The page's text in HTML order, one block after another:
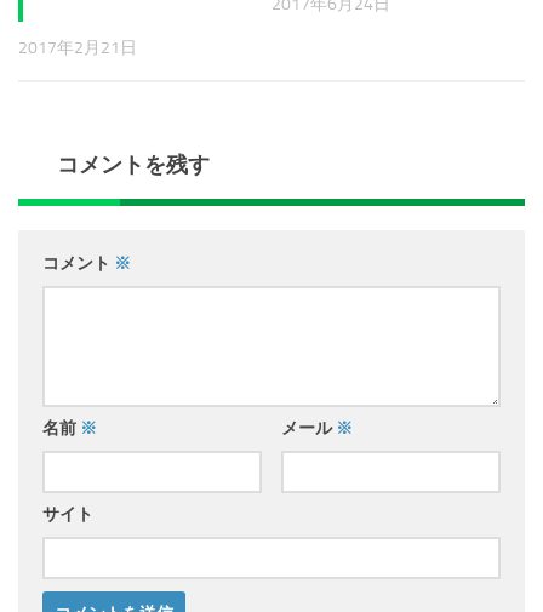
2017年2月21日
コメントを残す
コメント ※
名前 ※ メール ※
サイト